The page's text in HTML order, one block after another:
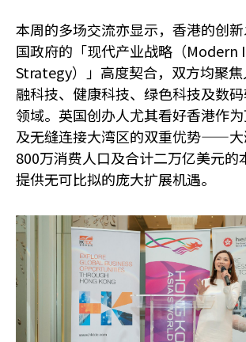
本周的多场交流亦显示，香港的创
国政府的「现代产业战略（
Strategy）」高度契合，双方均聚
融科技、健康科技、绿色科技及数
领域。英国创办人尤其看好香港作
及无缝连接大湾区的双重优势——大
800万消费人口及合计二万亿美元的
提供无可比拟的庞大扩展机遇。